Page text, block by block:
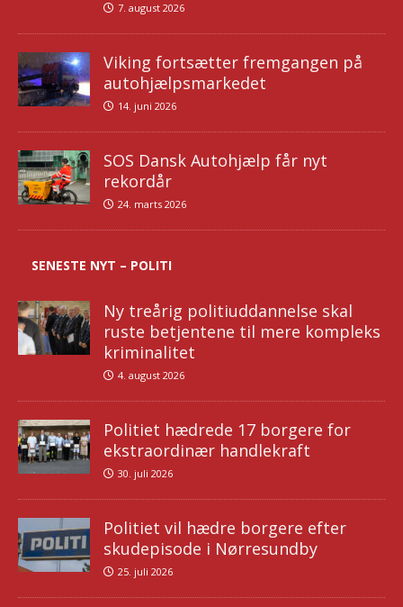
7. august 2026
Viking fortsætter fremgangen på
autohjælpsmarkedet
14. juni 2026
SOS Dansk Autohjælp får nyt
rekordår
24. marts 2026
SENESTE NYT – POLITI
Ny treårig politiuddannelse skal
ruste betjentene til mere kompleks
kriminalitet
4. august 2026
Politiet hædrede 17 borgere for
ekstraordinær handlekraft
30. juli 2026
Politiet vil hædre borgere efter
skudepisode i Nørresundby
25. juli 2026